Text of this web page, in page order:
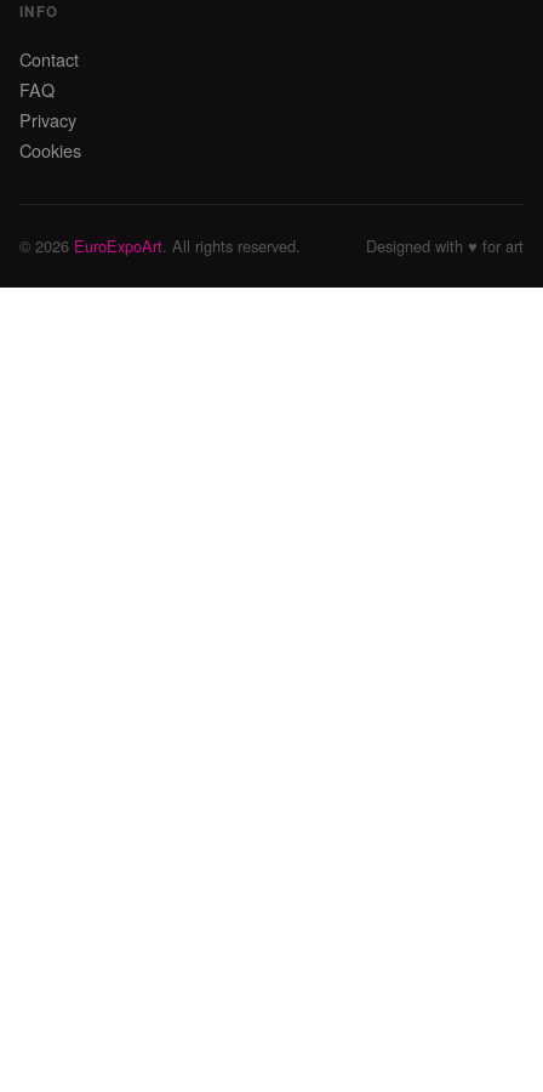
INFO
Contact
FAQ
Privacy
Cookies
© 2026 EuroExpoArt. All rights reserved. Designed with ♥ for art